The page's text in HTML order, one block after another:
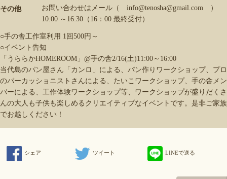
その他
お問い合わせはメール（ info@tenosha@gmail.com ）
10:00 ～16:30（16：00 最終受付）
○手の舎工作室利用 1回500円～
○イベント告知
「うららかHOMEROOM」@手の舎2/16(土)11:00～16:00
当代島のパン屋さん「カンロ」による、パン作りワークショップ、プロ
のパーカッショニストさんによる、たいこワークショップ、手の舎メン
バーによる、工作体験ワークショップ等、ワークショップが盛りだくさ
んの大人も子供も楽しめるクリエイティブなイベントです。是非ご家族
でお越しください！
シェア ツイート LINEで送る